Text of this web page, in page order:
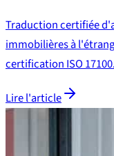
Traduction certifiée
immobilières à
certification ISO
Lire l'article